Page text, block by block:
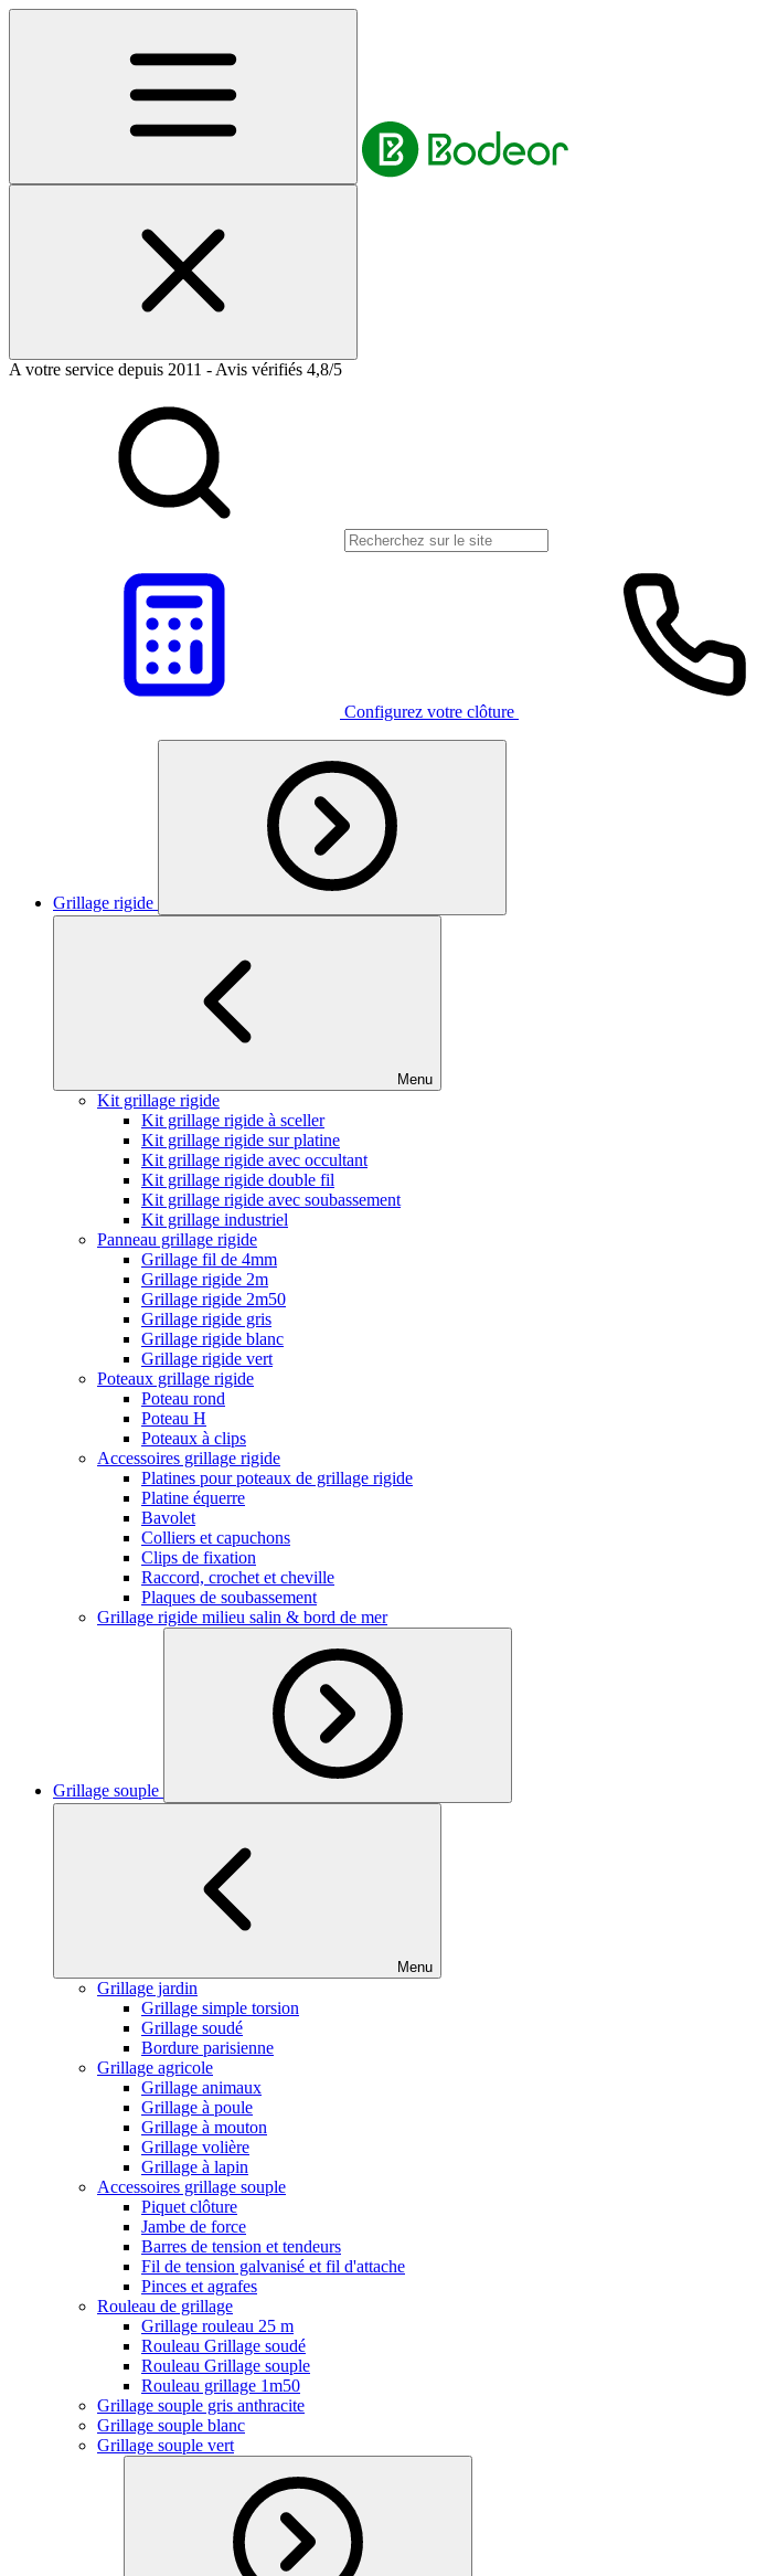
A votre service depuis 2011 - Avis vérifiés 4,8/5
Configurez votre clôture
Grillage rigide
Menu
Kit grillage rigide
Kit grillage rigide à sceller
Kit grillage rigide sur platine
Kit grillage rigide avec occultant
Kit grillage rigide double fil
Kit grillage rigide avec soubassement
Kit grillage industriel
Panneau grillage rigide
Grillage fil de 4mm
Grillage rigide 2m
Grillage rigide 2m50
Grillage rigide gris
Grillage rigide blanc
Grillage rigide vert
Poteaux grillage rigide
Poteau rond
Poteau H
Poteaux à clips
Accessoires grillage rigide
Platines pour poteaux de grillage rigide
Platine équerre
Bavolet
Colliers et capuchons
Clips de fixation
Raccord, crochet et cheville
Plaques de soubassement
Grillage rigide milieu salin & bord de mer
Grillage souple
Menu
Grillage jardin
Grillage simple torsion
Grillage soudé
Bordure parisienne
Grillage agricole
Grillage animaux
Grillage à poule
Grillage à mouton
Grillage volière
Grillage à lapin
Accessoires grillage souple
Piquet clôture
Jambe de force
Barres de tension et tendeurs
Fil de tension galvanisé et fil d'attache
Pinces et agrafes
Rouleau de grillage
Grillage rouleau 25 m
Rouleau Grillage soudé
Rouleau Grillage souple
Rouleau grillage 1m50
Grillage souple gris anthracite
Grillage souple blanc
Grillage souple vert